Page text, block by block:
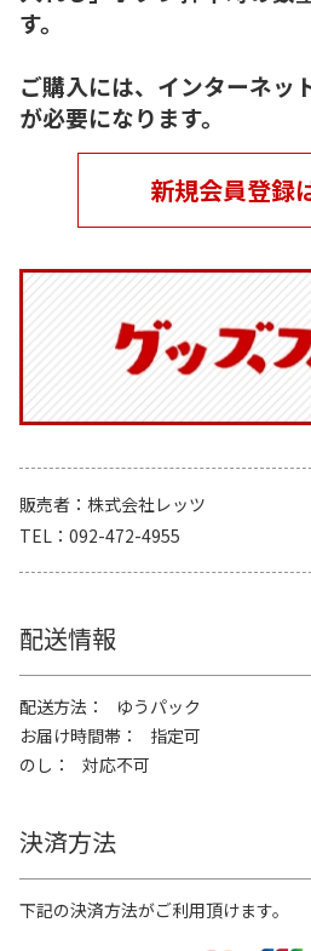
す。
ご購入には、インターネッ
が必要になります。
新規会員登録
販売者
株式会社レッツ
TEL
092-472-4955
配送情報
配送方法
ゆうパック
お届け時間帯
指定可
のし
対応不可
決済方法
下記の決済方法がご利用頂けます。